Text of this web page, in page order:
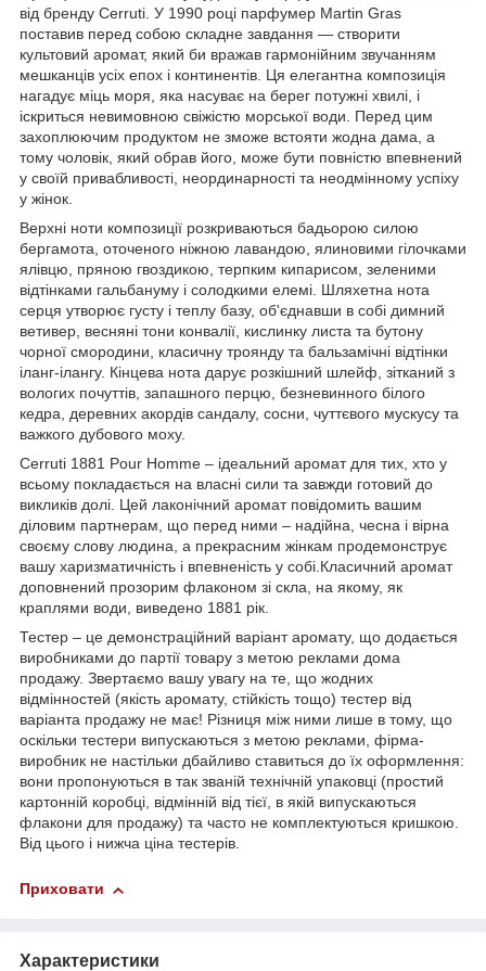
від бренду Cerruti. У 1990 році парфумер Martin Gras
поставив перед собою складне завдання — створити
культовий аромат, який би вражав гармонійним звучанням
мешканців усіх епох і континентів. Ця елегантна композиція
нагадує міць моря, яка насуває на берег потужні хвилі, і
іскриться невимовною свіжістю морської води. Перед цим
захоплюючим продуктом не зможе встояти жодна дама, а
тому чоловік, який обрав його, може бути повністю впевнений
у своїй привабливості, неординарності та неодмінному успіху
у жінок.
Верхні ноти композиції розкриваються бадьорою силою
бергамота, оточеного ніжною лавандою, ялиновими гілочками
ялівцю, пряною гвоздикою, терпким кипарисом, зеленими
відтінками гальбануму і солодкими елемі. Шляхетна нота
серця утворює густу і теплу базу, об'єднавши в собі димний
ветивер, весняні тони конвалії, кислинку листа та бутону
чорної смородини, класичну троянду та бальзамічні відтінки
іланг-ілангу. Кінцева нота дарує розкішний шлейф, зітканий з
вологих почуттів, запашного перцю, безневинного білого
кедра, деревних акордів сандалу, сосни, чуттєвого мускусу та
важкого дубового моху.
Cerruti 1881 Pour Homme – ідеальний аромат для тих, хто у
всьому покладається на власні сили та завжди готовий до
викликів долі. Цей лаконічний аромат повідомить вашим
діловим партнерам, що перед ними – надійна, чесна і вірна
своєму слову людина, а прекрасним жінкам продемонструє
вашу харизматичність і впевненість у собі.Класичний аромат
доповнений прозорим флаконом зі скла, на якому, як
краплями води, виведено 1881 рік.
Тестер – це демонстраційний варіант аромату, що додається
виробниками до партії товару з метою реклами дома
продажу. Звертаємо вашу увагу на те, що жодних
відмінностей (якість аромату, стійкість тощо) тестер від
варіанта продажу не має! Різниця між ними лише в тому, що
оскільки тестери випускаються з метою реклами, фірма-
виробник не настільки дбайливо ставиться до їх оформлення:
вони пропонуються в так званій технічній упаковці (простий
картонній коробці, відмінній від тієї, в якій випускаються
флакони для продажу) та часто не комплектуються кришкою.
Від цього і нижча ціна тестерів.
Приховати
Характеристики